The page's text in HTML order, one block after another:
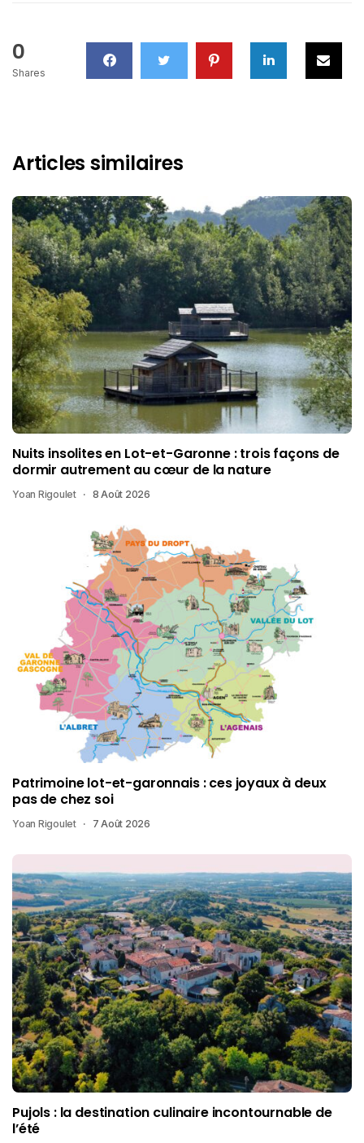
0
Shares
Articles similaires
Nuits insolites en Lot-et-Garonne : trois façons de
dormir autrement au cœur de la nature
Yoan Rigoulet 8 Août 2026
Patrimoine lot-et-garonnais : ces joyaux à deux
pas de chez soi
Yoan Rigoulet 7 Août 2026
Pujols : la destination culinaire incontournable de
l’été